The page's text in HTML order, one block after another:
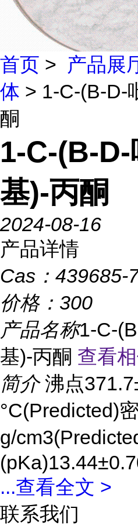
首页 > 产品展
体 > 1-C-(Β-D-
酮
1-C-(Β-D-
基)-丙酮
2024-08-16
产品详情
Cas： 439685-
价格： 300
产品名称1-C-
基)-丙酮 查看
简介 沸点
°C(Predicted)
g/
...查看全文 >
联系我们